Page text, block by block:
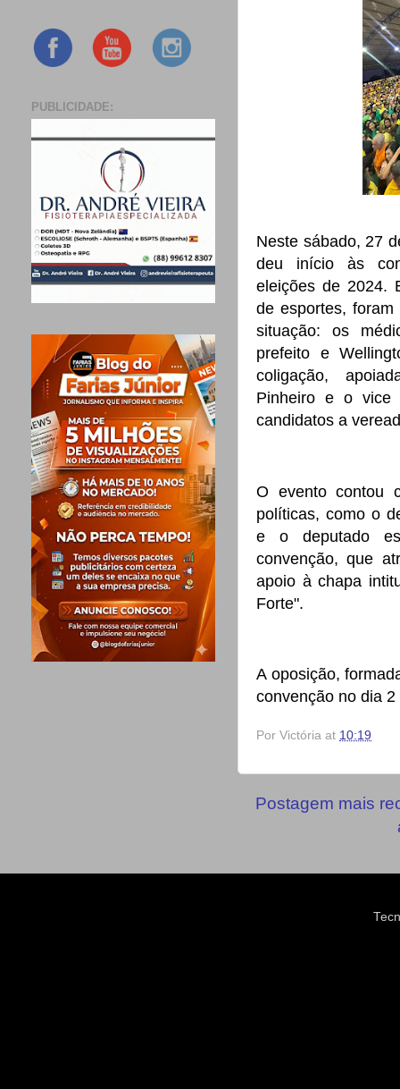
Neste sábado, 27
deu início às
eleições de 2024.
de esportes,
situação: os
prefeito e
coligação,
Pinheiro e o vice
candidatos a
O evento contou
políticas, como o
e o deputado
convenção, que
apoio à chapa
Forte".
A oposição,
convenção no dia
Por Victória at 10:19
Postagem mais
PUBLICIDADE: